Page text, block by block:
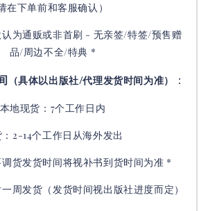
在下单前和客服确认）
为通贩或非首刷 - 无亲签/特签/预售赠
品/周边不全/特典 *
（具体以出版社/代理发货时间为准） ：
本地现货：7个工作日内
2-14个工作日从海外发出
货发货时间将视补书到货时间为准 *
周发货（发货时间视出版社进度而定）